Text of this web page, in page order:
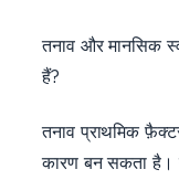
तनाव और मानसिक
हैं?
तनाव प्राथमिक
कारण बन सकता है।